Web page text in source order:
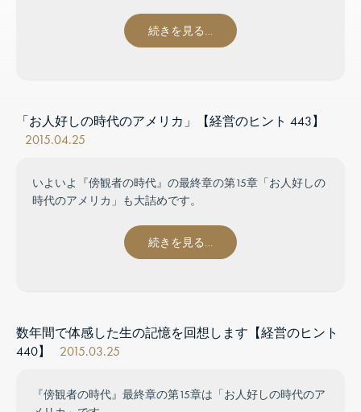
続きを見る…
「お人好しの時代のアメリカ」【経営のヒント 443】
2015.04.25
いよいよ『傍観者の時代』の最終章の第15章「お人好しの
時代のアメリカ」も大詰めです。
続きを見る…
数年間で体感した生の記憶を回想します【経営のヒント
440】
2015.03.25
『傍観者の時代』最終章の第15章は「お人好しの時代のア